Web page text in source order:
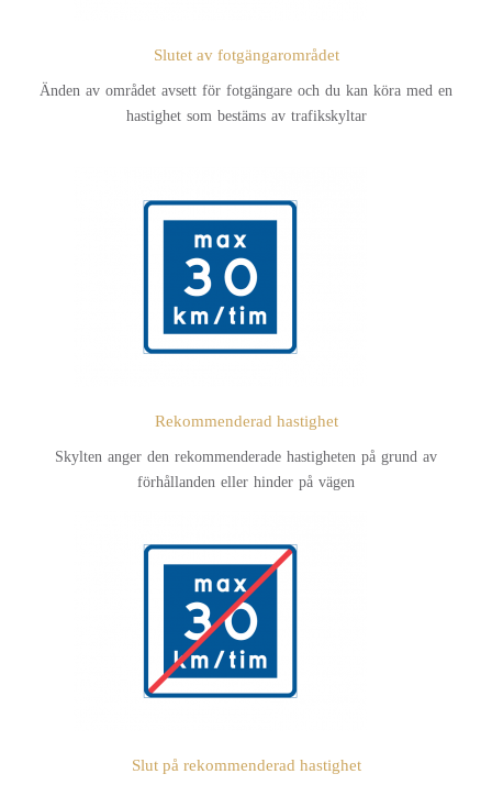
Slutet av fotgängarområdet
Änden av området avsett för fotgängare och du kan köra med en
hastighet som bestäms av trafikskyltar
Rekommenderad hastighet
Skylten anger den rekommenderade hastigheten på grund av
förhållanden eller hinder på vägen
Slut på rekommenderad hastighet